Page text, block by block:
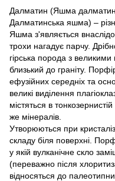
Далматин (Яшма
Далматинська яшма) –
Яшма з'являється
трохи нагадує парчу.
гірська порода з
близький до граніту.
ефузійних середніх та
великі виділення
містяться в
же мінералів.
Утворюються при
складу біля поверхні.
у якій вулканічне скло
(переважно після
відносяться до